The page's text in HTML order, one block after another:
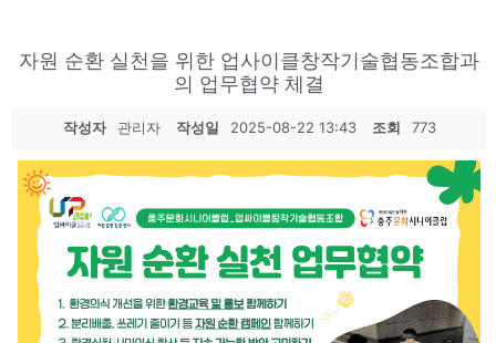
자원 순환 실천을 위한 업사이클창작기술협동조합과
의 업무협약 체결
작성자 관리자 작성일 2025-08-22 13:43 조회 773